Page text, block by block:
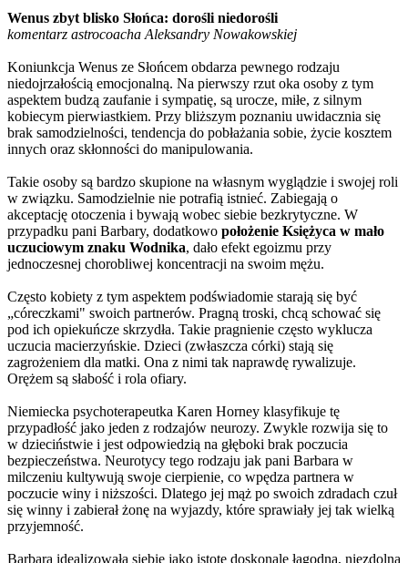
Wenus zbyt blisko Słońca: dorośli niedorośli
komentarz astrocoacha Aleksandry Nowakowskiej
Koniunkcja Wenus ze Słońcem obdarza pewnego rodzaju
niedojrzałością emocjonalną. Na pierwszy rzut oka osoby z tym
aspektem budzą zaufanie i sympatię, są urocze, miłe, z silnym
kobiecym pierwiastkiem. Przy bliższym poznaniu uwidacznia się
brak samodzielności, tendencja do pobłażania sobie, życie kosztem
innych oraz skłonności do manipulowania.
Takie osoby są bardzo skupione na własnym wyglądzie i swojej roli
w związku. Samodzielnie nie potrafią istnieć. Zabiegają o
akceptację otoczenia i bywają wobec siebie bezkrytyczne. W
przypadku pani Barbary, dodatkowo położenie Księżyca w mało
uczuciowym znaku Wodnika, dało efekt egoizmu przy
jednoczesnej chorobliwej koncentracji na swoim mężu.
Często kobiety z tym aspektem podświadomie starają się być
„córeczkami" swoich partnerów. Pragną troski, chcą schować się
pod ich opiekuńcze skrzydła. Takie pragnienie często wyklucza
uczucia macierzyńskie. Dzieci (zwłaszcza córki) stają się
zagrożeniem dla matki. Ona z nimi tak naprawdę rywalizuje.
Orężem są słabość i rola ofiary.
Niemiecka psychoterapeutka Karen Horney klasyfikuje tę
przypadłość jako jeden z rodzajów neurozy. Zwykle rozwija się to
w dzieciństwie i jest odpowiedzią na głęboki brak poczucia
bezpieczeństwa. Neurotycy tego rodzaju jak pani Barbara w
milczeniu kultywują swoje cierpienie, co wpędza partnera w
poczucie winy i niższości. Dlatego jej mąż po swoich zdradach czuł
się winny i zabierał żonę na wyjazdy, które sprawiały jej tak wielką
przyjemność.
Barbara idealizowała siebie jako istotę doskonale łagodną, niezdolną